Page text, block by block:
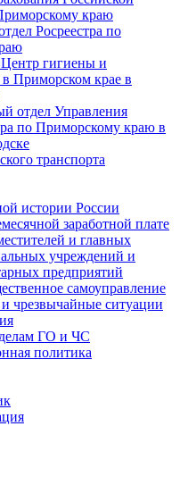
краю
Росреестра по
гигиены и
Приморском крае в
отдел Управления
по Приморскому краю в
транспорта
истории России
заработной плате
и главных
учреждений и
предприятий
самоуправление
чрезвычайные ситуации
ГО и ЧС
политика